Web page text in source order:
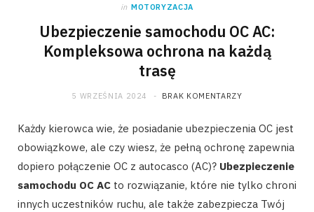
in MOTORYZACJA
Ubezpieczenie samochodu OC AC:
Kompleksowa ochrona na każdą
trasę
5 WRZEŚNIA 2024 BRAK KOMENTARZY
Każdy kierowca wie, że posiadanie ubezpieczenia OC jest
obowiązkowe, ale czy wiesz, że pełną ochronę zapewnia
dopiero połączenie OC z autocasco (AC)? Ubezpieczenie
samochodu OC AC to rozwiązanie, które nie tylko chroni
innych uczestników ruchu, ale także zabezpiecza Twój